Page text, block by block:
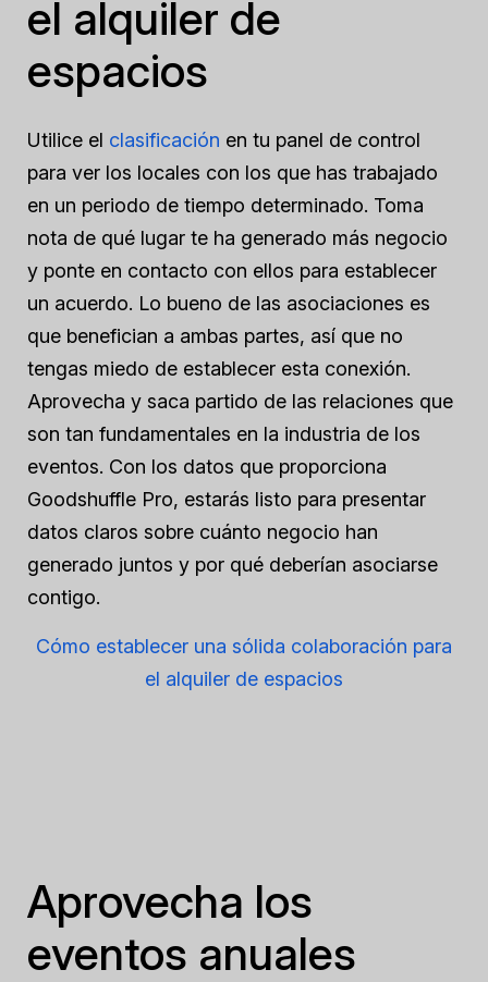
el alquiler de
espacios
Utilice el clasificación en tu panel de control
para ver los locales con los que has trabajado
en un periodo de tiempo determinado. Toma
nota de qué lugar te ha generado más negocio
y ponte en contacto con ellos para establecer
un acuerdo. Lo bueno de las asociaciones es
que benefician a ambas partes, así que no
tengas miedo de establecer esta conexión.
Aprovecha y saca partido de las relaciones que
son tan fundamentales en la industria de los
eventos. Con los datos que proporciona
Goodshuffle Pro, estarás listo para presentar
datos claros sobre cuánto negocio han
generado juntos y por qué deberían asociarse
contigo.
Cómo establecer una sólida colaboración para
el alquiler de espacios
Aprovecha los
eventos anuales